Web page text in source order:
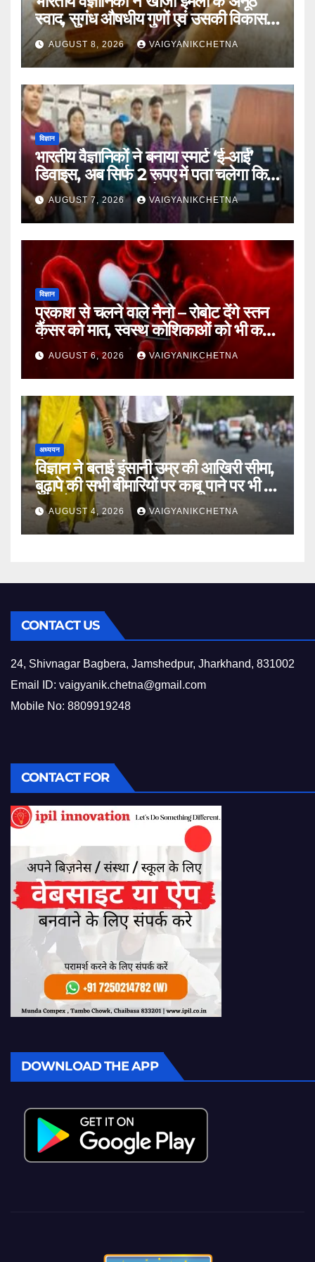
स्वाद, सुगंध औषधीय गुणों एवं उसकी विकास
यात्रा का राज
AUGUST 8, 2026 VAIGYANIKCHETNA
विज्ञान
भारतीय वैज्ञानिकों ने बनाया स्मार्ट ‘ई-आई’
डिवाइस, अब सिर्फ 2 रूपए में पता चलेगा कि
पानी कितना जहरीला है।
AUGUST 7, 2026 VAIGYANIKCHETNA
विज्ञान
प्रकाश से चलने वाले नैनो – रोबोट देंगे स्तन
कैंसर को मात, स्वस्थ कोशिकाओं को भी कम
होगा नुकसान
AUGUST 6, 2026 VAIGYANIKCHETNA
अध्ययन
विज्ञान ने बताई इंसानी उम्र की आखिरी सीमा,
बुढ़ापे की सभी बीमारियों पर काबू पाने पर भी वह
नहीं होगा ‘अमर’
AUGUST 4, 2026 VAIGYANIKCHETNA
CONTACT US
24, Shivnagar Bagbera, Jamshedpur, Jharkhand, 831002
Email ID: vaigyanik.chetna@gmail.com
Mobile No: 8809919248
CONTACT FOR
DOWNLOAD THE APP